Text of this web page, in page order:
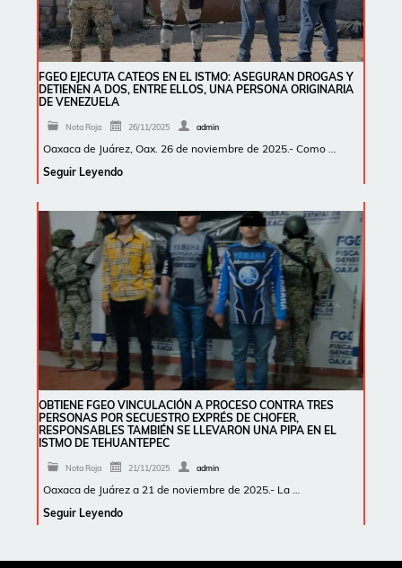
FGEO EJECUTA CATEOS EN EL ISTMO: ASEGURAN DROGAS Y
DETIENEN A DOS, ENTRE ELLOS, UNA PERSONA ORIGINARIA
DE VENEZUELA
Nota Roja 26/11/2025 admin
Oaxaca de Juárez, Oax. 26 de noviembre de 2025.- Como …
Seguir Leyendo
OBTIENE FGEO VINCULACIÓN A PROCESO CONTRA TRES
PERSONAS POR SECUESTRO EXPRÉS DE CHOFER,
RESPONSABLES TAMBIÉN SE LLEVARON UNA PIPA EN EL
ISTMO DE TEHUANTEPEC
Nota Roja 21/11/2025 admin
Oaxaca de Juárez a 21 de noviembre de 2025.- La …
Seguir Leyendo